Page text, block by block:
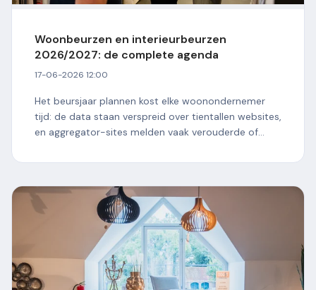
Woonbeurzen en interieurbeurzen
2026/2027: de complete agenda
17-06-2026 12:00
Het beursjaar plannen kost elke woonondernemer
tijd: de data staan verspreid over tientallen websites,
en aggregator-sites melden vaak verouderde of